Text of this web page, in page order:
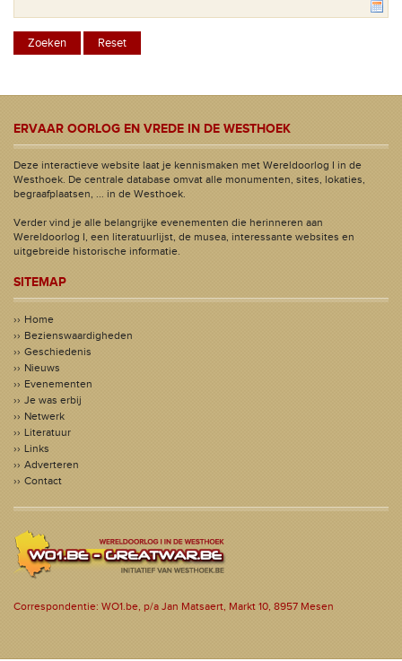
ERVAAR OORLOG EN VREDE IN DE WESTHOEK
Deze interactieve website laat je kennismaken met Wereldoorlog I in de
Westhoek. De centrale database omvat alle monumenten, sites, lokaties,
begraafplaatsen, ... in de Westhoek.
Verder vind je alle belangrijke evenementen die herinneren aan
Wereldoorlog I, een literatuurlijst, de musea, interessante websites en
uitgebreide historische informatie.
SITEMAP
Home
Bezienswaardigheden
Geschiedenis
Nieuws
Evenementen
Je was erbij
Netwerk
Literatuur
Links
Adverteren
Contact
Correspondentie: WO1.be, p/a Jan Matsaert, Markt 10, 8957 Mesen